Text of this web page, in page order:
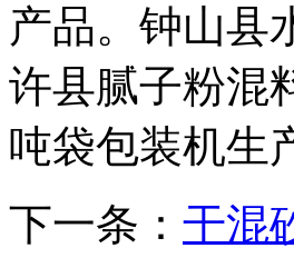
产品。钟山县
许县腻子粉混
吨袋包装机生
下一条： 干混